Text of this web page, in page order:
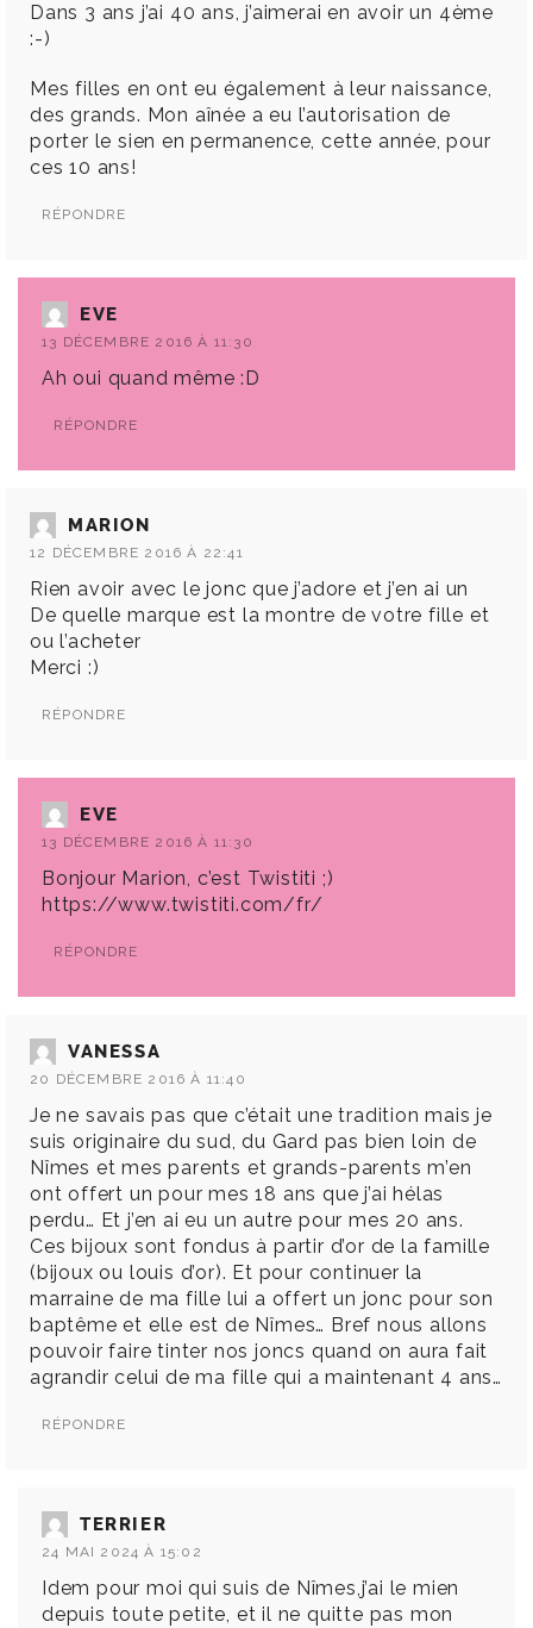
Dans 3 ans j’ai 40 ans, j’aimerai en avoir un 4ème
:-)
Mes filles en ont eu également à leur naissance,
des grands. Mon aînée a eu l’autorisation de
porter le sien en permanence, cette année, pour
ces 10 ans!
RÉPONDRE
EVE
13 DÉCEMBRE 2016 À 11:30
Ah oui quand même :D
RÉPONDRE
MARION
12 DÉCEMBRE 2016 À 22:41
Rien avoir avec le jonc que j’adore et j’en ai un
De quelle marque est la montre de votre fille et
ou l’acheter
Merci :)
RÉPONDRE
EVE
13 DÉCEMBRE 2016 À 11:30
Bonjour Marion, c’est Twistiti ;)
https://www.twistiti.com/fr/
RÉPONDRE
VANESSA
20 DÉCEMBRE 2016 À 11:40
Je ne savais pas que c’était une tradition mais je
suis originaire du sud, du Gard pas bien loin de
Nîmes et mes parents et grands-parents m’en
ont offert un pour mes 18 ans que j’ai hélas
perdu… Et j’en ai eu un autre pour mes 20 ans.
Ces bijoux sont fondus à partir d’or de la famille
(bijoux ou louis d’or). Et pour continuer la
marraine de ma fille lui a offert un jonc pour son
baptême et elle est de Nîmes… Bref nous allons
pouvoir faire tinter nos joncs quand on aura fait
agrandir celui de ma fille qui a maintenant 4 ans…
RÉPONDRE
TERRIER
24 MAI 2024 À 15:02
Idem pour moi qui suis de Nîmes,j’ai le mien
depuis toute petite, et il ne quitte pas mon